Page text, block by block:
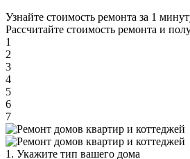
Узнайте стоимость ремонта за 1
Рассчитайте стоимость ремонта и
1
2
3
4
5
6
7
1. Укажите тип вашего дома